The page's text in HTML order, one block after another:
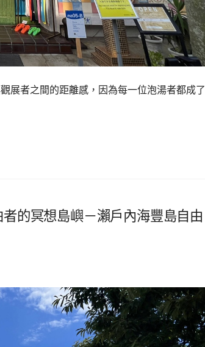
展者之間的距離感，因為每一位泡湯者都成了
的冥想島嶼－瀨戶內海豐島自由